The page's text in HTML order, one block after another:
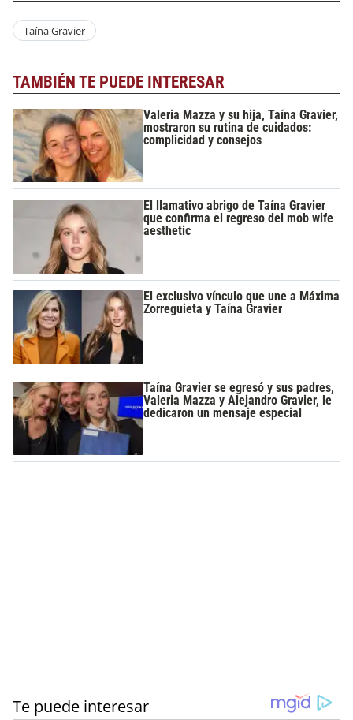
Taína Gravier
TAMBIÉN TE PUEDE INTERESAR
Valeria Mazza y su hija, Taína Gravier,
mostraron su rutina de cuidados:
complicidad y consejos
El llamativo abrigo de Taína Gravier
que confirma el regreso del mob wife
aesthetic
El exclusivo vínculo que une a Máxima
Zorreguieta y Taína Gravier
Taína Gravier se egresó y sus padres,
Valeria Mazza y Alejandro Gravier, le
dedicaron un mensaje especial